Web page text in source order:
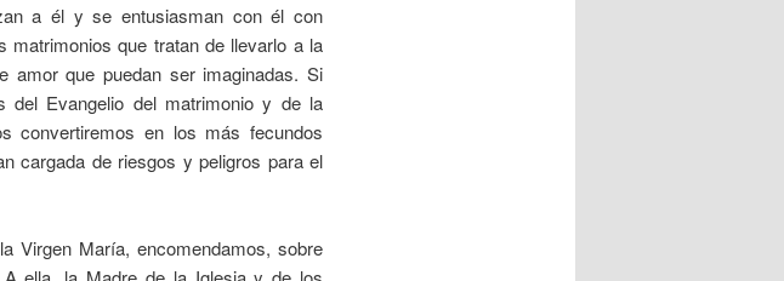
a él y se entusiasman con él con
matrimonios que tratan de llevarlo a la
que puedan ser imaginadas. Si
del Evangelio del matrimonio y de la
convertiremos en los más fecundos
cargada de riesgos y peligros para el
Virgen María, encomendamos, sobre